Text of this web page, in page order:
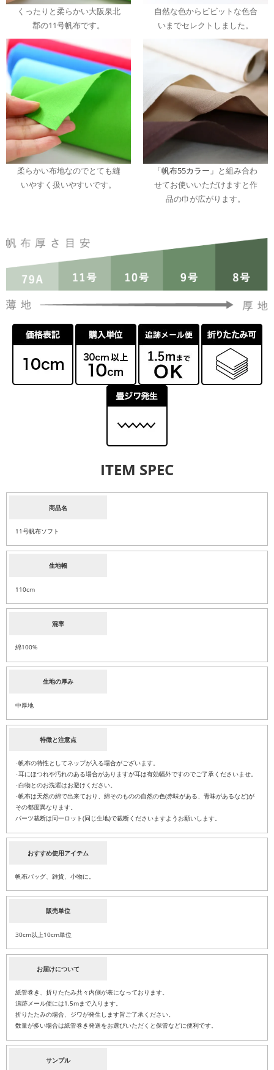
くったりと柔らかい大阪泉北
郡の11号帆布です。
自然な色からビビットな色合
いまでセレクトしました。
柔らかい布地なのでとても縫
いやすく扱いやすいです。
「帆布55カラー」 と組み合わ
せてお使いいただけますと作
品の巾が広がります。
ITEM SPEC
商品名
11号帆布ソフト
生地幅
110cm
混率
綿100%
生地の厚み
中厚地
特徴と注意点
･帆布の特性としてネップが入る場合がございます。
･耳にほつれや汚れのある場合がありますが耳は有効幅外ですのでご了承くださいませ。
･白物とのお洗濯はお避けください。
･帆布は天然の綿で出来ており、綿そのものの自然の色(赤味がある、青味があるなど)が
その都度異なります。
パーツ裁断は同一ロット(同じ生地)で裁断くださいますようお願いします。
おすすめ使用アイテム
帆布バッグ、雑貨、小物に。
販売単位
30cm以上10cm単位
お届けについて
紙管巻き、折りたたみ共々内側が表になっております。
追跡メール便には1.5mまで入ります。
折りたたみの場合、ジワが発生します旨ご了承ください。
数量が多い場合は紙管巻き発送をお選びいただくと保管などに便利です。
サンプル